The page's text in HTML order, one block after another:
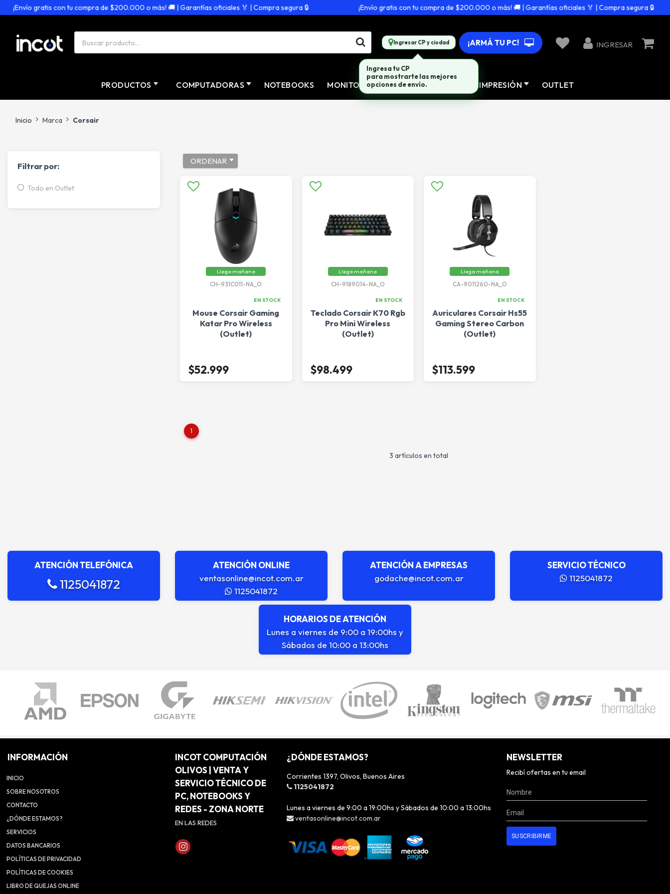
¡Envío gratis con tu compra de $200.000 o más! 🚚 | Garantías oficiales 🏅 | Compra segura 🔒 ¡Envío gratis con tu compra de $200.000 o más! 🚚 | Garantías oficiales 🏅 | Compra segura 🔒
Ingresar CP y ciudad ¡ARMÁ TU PC! INGRESAR
PRODUCTOS COMPUTADORAS NOTEBOOKS MONITORES CONECTIVIDAD IMPRESIÓN OUTLET
Inicio Marca Corsair
Filtrar por:
Todo en Outlet
ORDENAR
Llega mañana
CH-931C011-NA_O
EN STOCK
Mouse Corsair Gaming
Katar Pro Wireless
(Outlet)
$52.999
Llega mañana
CH-9189014-NA_O
EN STOCK
Teclado Corsair K70 Rgb
Pro Mini Wireless
(Outlet)
$98.499
Llega mañana
CA-9011260-NA_O
EN STOCK
Auriculares Corsair Hs55
Gaming Stereo Carbon
(Outlet)
$113.599
1
3 artículos en total
ATENCIÓN TELEFÓNICA
1125041872
ATENCIÓN ONLINE
ventasonline@incot.com.ar
1125041872
ATENCIÓN A EMPRESAS
godache@incot.com.ar
SERVICIO TÉCNICO
1125041872
HORARIOS DE ATENCIÓN
Lunes a viernes de 9:00 a 19:00hs y
Sábados de 10:00 a 13:00hs
INFORMACIÓN
INICIO
SOBRE NOSOTROS
CONTACTO
¿DÓNDE ESTAMOS?
SERVICIOS
DATOS BANCARIOS
POLÍTICAS DE PRIVACIDAD
POLÍTICAS DE COOKIES
LIBRO DE QUEJAS ONLINE
INCOT COMPUTACIÓN
OLIVOS | VENTA Y
SERVICIO TÉCNICO DE
PC, NOTEBOOKS Y
REDES - ZONA NORTE
EN LAS REDES
¿DÓNDE ESTAMOS?
Corrientes 1397, Olivos, Buenos Aires
1125041872
Lunes a viernes de 9:00 a 19:00hs y Sábados de 10:00 a 13:00hs
ventasonline@incot.com.ar
NEWSLETTER
Recibí ofertas en tu email
Ingresa tu CP
para mostrarte las mejores
opciones de envío.